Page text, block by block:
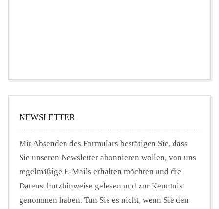
NEWSLETTER
Mit Absenden des Formulars bestätigen Sie, dass
Sie unseren Newsletter abonnieren wollen, von uns
regelmäßige E-Mails erhalten möchten und die
Datenschutzhinweise gelesen und zur Kenntnis
genommen haben. Tun Sie es nicht, wenn Sie den